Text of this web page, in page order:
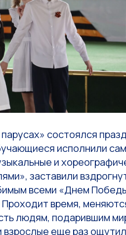
состоялся
исполнили
и
заставили
всеми «Днем
время,
людям, подарившим
взрослые еще раз